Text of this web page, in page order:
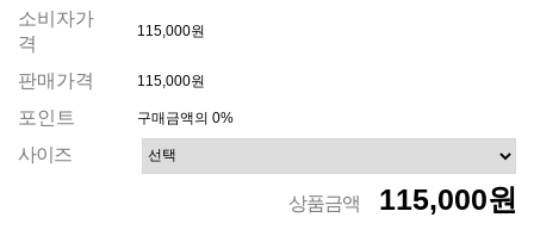
소비자가
격
115,000원
판매가격 115,000원
포인트 구매금액의 0%
사이즈
상품금액 115,000원